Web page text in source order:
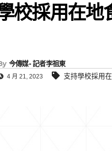
校採用在地
今傳媒- 記者李祖東
4 月 21, 2023 支持學校採用